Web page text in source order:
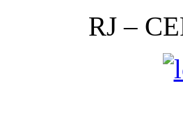
RJ –